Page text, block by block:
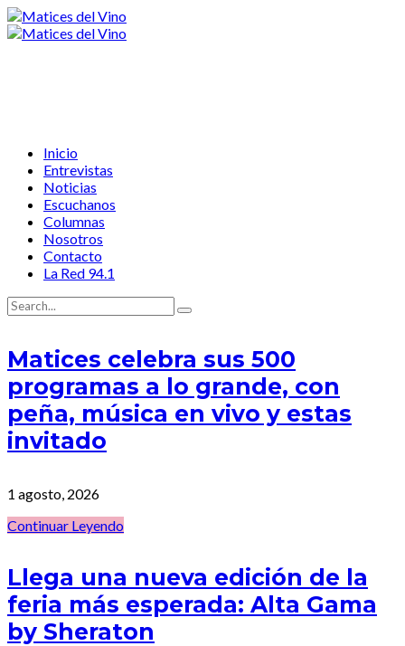
Inicio
Entrevistas
Noticias
Escuchanos
Columnas
Nosotros
Contacto
La Red 94.1
Matices celebra sus 500
programas a lo grande, con
peña, música en vivo y estas
invitado
1 agosto, 2026
Continuar Leyendo
Llega una nueva edición de la
feria más esperada: Alta Gama
by Sheraton